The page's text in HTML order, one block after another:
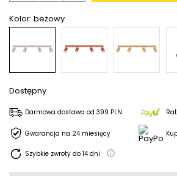
Kolor: beżowy
Dostępny
Darmowa dostawa od 399 PLN
Gwarancja na 24 miesięcy
Szybkie zwroty do 14 dni